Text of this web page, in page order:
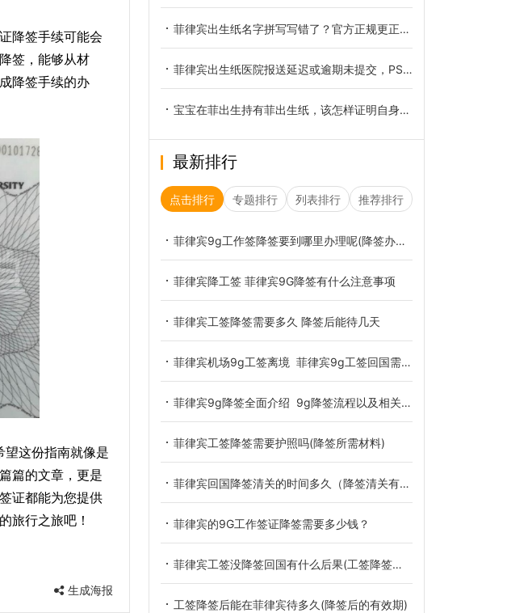
降签手续可能会
签，能够从材
降签手续的办
望这份指南就像是
篇的文章，更是
证都能为您提供
旅行之旅吧！
生成海报
菲律宾出生纸名字拼写写错了？官方正规更正完整步骤
菲律宾出生纸医院报送延迟或逾期未提交，PSA 查无档案完整解析
宝宝在菲出生持有菲出生纸，该怎样证明自身不属于菲律宾国籍
最新排行
点击排行 专题排行 列表排行 推荐排行
菲律宾9g工作签降签要到哪里办理呢(降签办理介绍)
菲律宾降工签 菲律宾9G降签有什么注意事项
菲律宾工签降签需要多久 降签后能待几天
菲律宾机场9g工签离境 菲律宾9g工签回国需要降签吗
菲律宾9g降签全面介绍 9g降签流程以及相关的材料
菲律宾工签降签需要护照吗(降签所需材料)
菲律宾回国降签清关的时间多久（降签清关有效期讲解）
菲律宾的9G工作签证降签需要多少钱？
菲律宾工签没降签回国有什么后果(工签降签办理攻略)
工签降签后能在菲律宾待多久(降签后的有效期)